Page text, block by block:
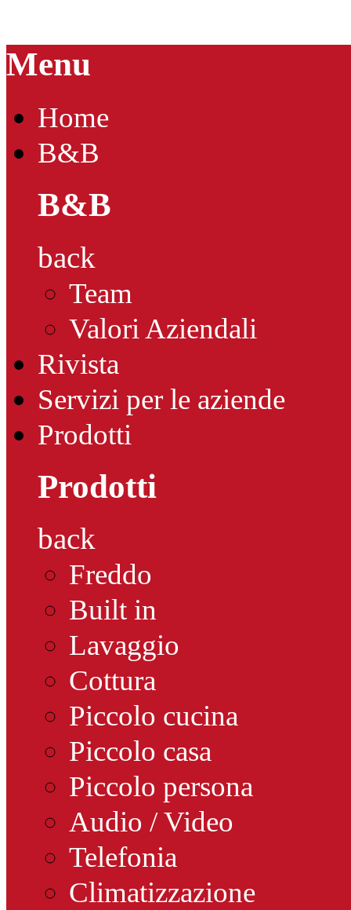
Menu
Home
B&B
B&B
back
Team
Valori Aziendali
Rivista
Servizi per le aziende
Prodotti
Prodotti
back
Freddo
Built in
Lavaggio
Cottura
Piccolo cucina
Piccolo casa
Piccolo persona
Audio / Video
Telefonia
Climatizzazione